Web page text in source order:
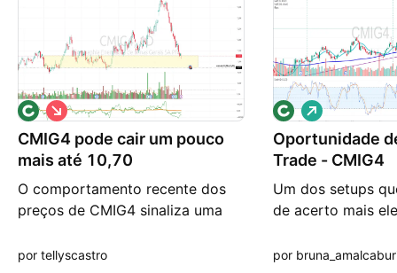
CMIG4 pode cair um pouco
mais até 10,70
O comportamento recente dos
preços de CMIG4 sinaliza uma
autista, validando a busca por
V
i
é
d
b
a
a
por tellyscastro
Oportunidade
Trade - CMIG4
Um dos setups
de acerto mais
vemos o ativo
V
i
é
s
d
e
a
l
por